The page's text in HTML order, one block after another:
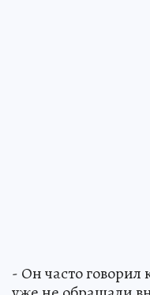
- Он часто говорил